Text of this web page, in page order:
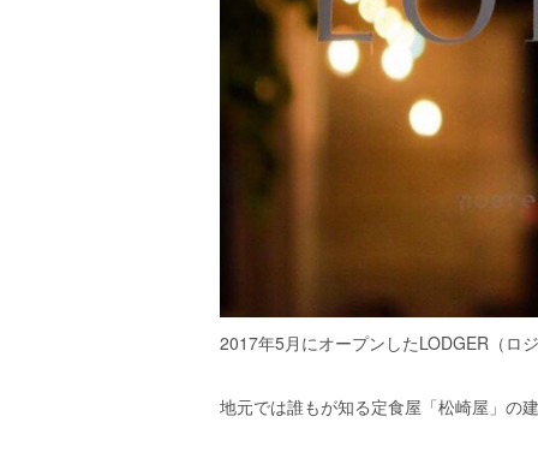
2017年5月にオープンしたLODGER（ロ
地元では誰もが知る定食屋「松崎屋」の